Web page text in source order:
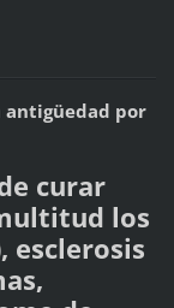
antigüedad por
curar
los
esclerosis